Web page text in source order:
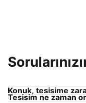
Konuk, tesisime
Tesisim ne zaman